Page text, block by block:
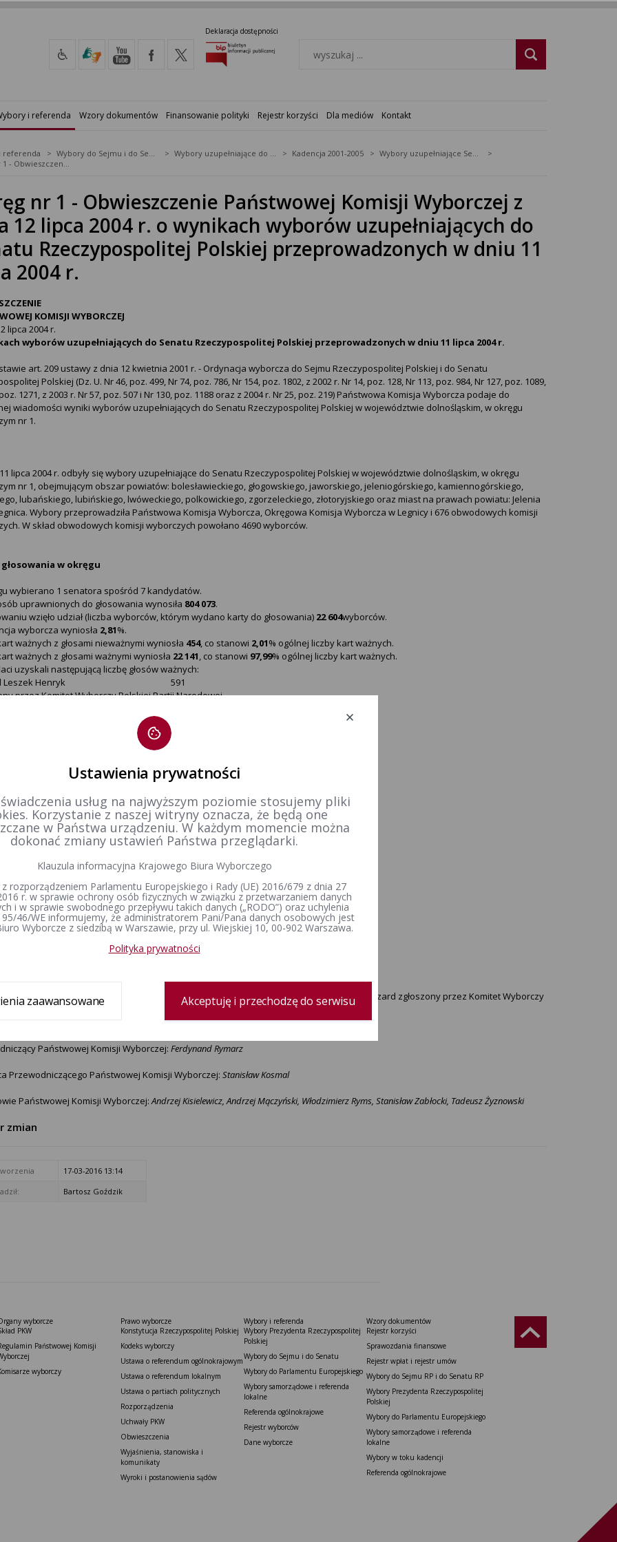
Deklaracja dostępności
i referenda Wzory dokumentów Finansowanie polityki Rejestr korzyści Dla mediów Kontakt
referenda Kadencja 2001-2005
nr 1 - Obwieszczenie Państwowej Komisji Wyborczej z
12 lipca 2004 r. o wynikach wyborów uzupełniających do
Rzeczypospolitej Polskiej przeprowadzonych w dniu 11
2004 r.
KOMISJI WYBORCZEJ
lipca 2004 r.
wyborów uzupełniających do Senatu Rzeczypospolitej Polskiej przeprowadzonych w dniu 11 lipca 2004 r.
art. 209 ustawy z dnia 12 kwietnia 2001 r. - Ordynacja wyborcza do Sejmu Rzeczypospolitej Polskiej i do Senatu
Polskiej (Dz. U. Nr 46, poz. 499, Nr 74, poz. 786, Nr 154, poz. 1802, z 2002 r. Nr 14, poz. 128, Nr 113, poz. 984, Nr 127, poz. 1089,
1271, z 2003 r. Nr 57, poz. 507 i Nr 130, poz. 1188 oraz z 2004 r. Nr 25, poz. 219) Państwowa Komisja Wyborcza podaje do
wiadomości wyniki wyborów uzupełniających do Senatu Rzeczypospolitej Polskiej w województwie dolnośląskim, w okręgu
nr 1.
lipca 2004 r. odbyły się wybory uzupełniające do Senatu Rzeczypospolitej Polskiej w województwie dolnośląskim, w okręgu
nr 1, obejmującym obszar powiatów: bolesławieckiego, głogowskiego, jaworskiego, jeleniogórskiego, kamiennogórskiego,
lubańskiego, lubińskiego, lwóweckiego, polkowickiego, zgorzeleckiego, złotoryjskiego oraz miast na prawach powiatu: Jelenia
Wybory przeprowadziła Państwowa Komisja Wyborcza, Okręgowa Komisja Wyborcza w Legnicy i 676 obwodowych komisji
W skład obwodowych komisji wyborczych powołano 4690 wyborców.
w okręgu
wybierano 1 senatora spośród 7 kandydatów.
uprawnionych do głosowania wynosiła 804 073.
wzięło udział (liczba wyborców, którym wydano karty do głosowania) 22 604wyborców.
wyborcza wyniosła 2,81%.
ważnych z głosami nieważnymi wyniosła 454, co stanowi 2,01% ogólnej liczby kart ważnych.
ważnych z głosami ważnymi wyniosła 22 141 , co stanowi 97,99% ogólnej liczby kart ważnych.
uzyskali następującą liczbę głosów ważnych:
Leszek Henryk 591
przez Komitet Wyborczy Polskiej Partii Narodowej
Adam Wojciech 412
przez Komitet Wyborczy Narodowego Odrodzenia Polski
przez Komitet Wyborczy Sojusz Lewicy Demokratycznej
Ryszard 6 150
przez Komitet Wyborczy Liga Polskich Rodzin
Ryszard 3 590
przez Komitet Wyborczy Polskiego Stronnictwa Ludowego
przez Komitet Wyborczy Wyborców Andrzeja Piesiaka
Marcin Edward 2 668
przez Komitet Wyborczy Wyborców Marcina Zawiły
dolnośląskim, w okręgu wyborczym nr 1 senatorem został wybrany Matusiak Ryszard zgłoszony przez Komitet Wyborczy
Rodzin.
Państwowej Komisji Wyborczej: Ferdynand Rymarz
Przewodniczącego Państwowej Komisji Wyborczej: Stanisław Kosmal
Państwowej Komisji Wyborczej: Andrzej Kisielewicz, Andrzej Mączyński, Włodzimierz Ryms, Stanisław Zabłocki, Tadeusz Żyznowski
zmian
17-03-2016 13:14
Bartosz Goździk
wyborcze
PKW
Państwowej Komisji
wyborczy
Prawo wyborcze
Konstytucja Rzeczypospolitej Polskiej​
Kodeks wyborczy
Ustawa o referendum ogólnokrajowym
Ustawa o referendum lokalnym
Ustawa o partiach politycznych
Rozporządzenia
Uchwały PKW
Obwieszczenia
Wyjaśnienia, stanowiska i
komunikaty
Wyroki i postanowienia sądów
Wybory i referenda
Wybory Prezydenta Rzeczypospolitej
Polskiej
Wybory do Sejmu i do Senatu
Wybory do Parlamentu Europejskiego
Wybory samorządowe i referenda
lokalne
Referenda ogólnokrajowe
Rejestr wyborców
Dane wyborcze
Wzory dokumentów
Rejestr korzyści
Sprawozdania finansowe
Rejestr wpłat i rejestr umów
Wybory do Sejmu RP i do Senatu RP
Wybory Prezydenta Rzeczypospolitej
Polskiej
Wybory do Parlamentu Europejskiego
Wybory samorządowe i referenda
lokalne
Wybory w toku kadencji
Referenda ogólnokrajowe
Ustawienia prywatności
usług na najwyższym poziomie stosujemy pliki
Korzystanie z naszej witryny oznacza, że będą one
w Państwa urządzeniu. W każdym momencie można
dokonać zmiany ustawień Państwa przeglądarki.
Klauzula informacyjna Krajowego Biura Wyborczego
rozporządzeniem Parlamentu Europejskiego i Rady (UE) 2016/679 z dnia 27
r. w sprawie ochrony osób fizycznych w związku z przetwarzaniem danych
i w sprawie swobodnego przepływu takich danych („RODO”) oraz uchylenia
46/WE informujemy, że administratorem Pani/Pana danych osobowych jest
Wyborcze z siedzibą w Warszawie, przy ul. Wiejskiej 10, 00-902 Warszawa.
Polityka prywatności
zaawansowane Akceptuję i przechodzę do serwisu